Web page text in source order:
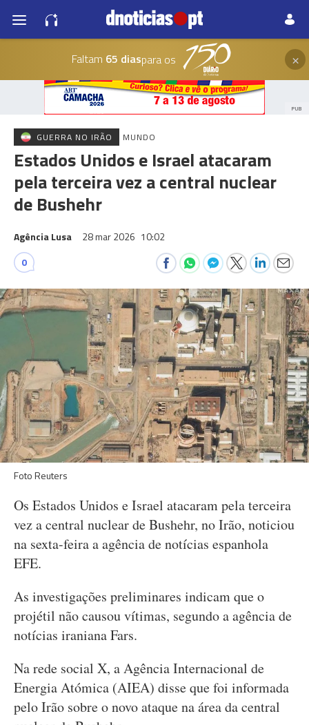
Faltam 65 diaspara os ×
PUB
GUERRA NO IRÃO MUNDO
Estados Unidos e Israel atacaram
pela terceira vez a central nuclear
de Bushehr
Agência Lusa 28 mar 2026 10:02
0
Foto Reuters
Os Estados Unidos e Israel atacaram pela terceira
vez a central nuclear de Bushehr, no Irão, noticiou
na sexta-feira a agência de notícias espanhola
EFE.
As investigações preliminares indicam que o
projétil não causou vítimas, segundo a agência de
notícias iraniana Fars.
Na rede social X, a Agência Internacional de
Energia Atómica (AIEA) disse que foi informada
pelo Irão sobre o novo ataque na área da central